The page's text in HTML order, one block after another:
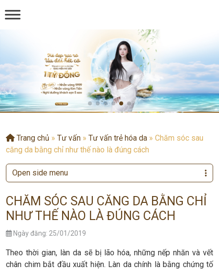
Trang chủ » Tư vấn » Tư vấn trẻ hóa da » Chăm sóc sau
căng da bằng chỉ như thế nào là đúng cách
CHĂM SÓC SAU CĂNG DA BẰNG CHỈ
NHƯ THẾ NÀO LÀ ĐÚNG CÁCH
Ngày đăng: 25/01/2019
Theo thời gian, làn da sẽ bị lão hóa, những nếp nhăn và vết
chân chim bắt đầu xuất hiện. Làn da chính là bằng chứng tố
Open side menu